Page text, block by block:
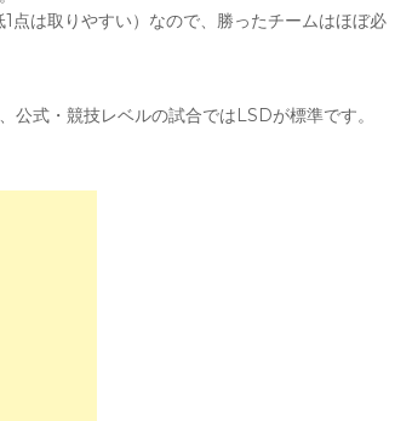
1点は取りやすい）なので、勝ったチームはほぼ必
式・競技レベルの試合ではLSDが標準です。